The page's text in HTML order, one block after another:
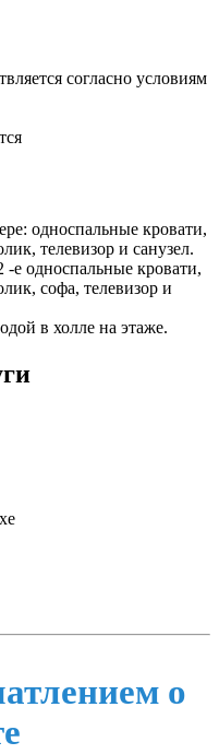
согласно условиям
односпальные кровати,
телевизор и санузел.
е односпальные кровати,
софа, телевизор и
в холле на этаже.
о